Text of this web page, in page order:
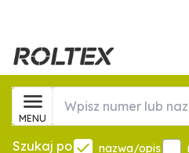
MENU
Szukaj po nazwa/opis